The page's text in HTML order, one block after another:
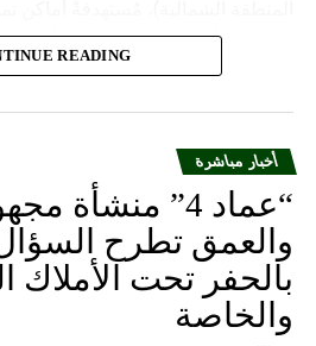
وجنودها وأصابت أهدافها بدقة وأوقعت
READING
أخبار مباشرة
“عماد 4” منشأة
والعمق تطرح
بالحفر تحت الأملاك
والخاصة